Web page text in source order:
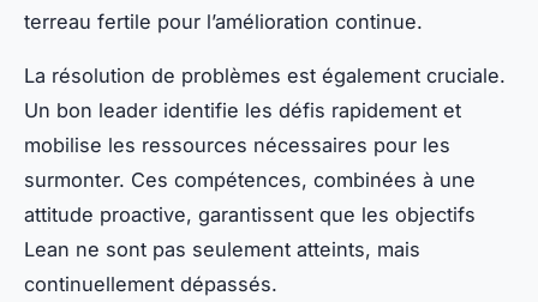
terreau fertile pour l’amélioration continue.
La résolution de problèmes est également cruciale.
Un bon leader identifie les défis rapidement et
mobilise les ressources nécessaires pour les
surmonter. Ces compétences, combinées à une
attitude proactive, garantissent que les objectifs
Lean ne sont pas seulement atteints, mais
continuellement dépassés.